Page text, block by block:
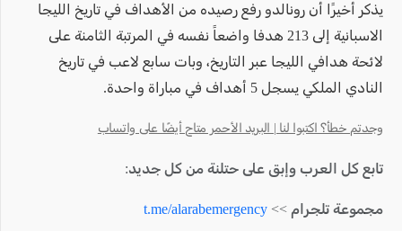
يذكر أخيرًا أن رونالدو رفع رصيده من الأهداف في تاريخ الليجا
الاسبانية إلى 213 هدفا واضعاً نفسه في المرتبة الثامنة على
لائحة هدافي الليجا عبر التاريخ، وبات سابع لاعب في تاريخ
النادي الملكي يسجل 5 أهداف في مباراة واحدة.
وجدتم خطأ؟ اكتبوا لنا | البريد الأحمر متاح أيضًا على واتساب
تابع كل العرب وإبق على حتلنة من كل جديد:
مجموعة تلجرام >> t.me/alarabemergency